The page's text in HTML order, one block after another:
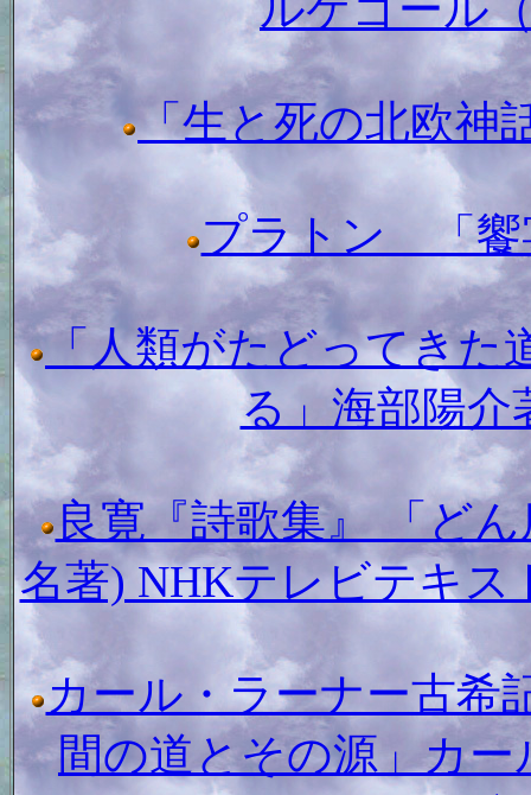
「生と死の北欧神
プラトン 「饗
「人類がたどってきた
る」海部陽
良寛『詩歌集』 「ど
名著) NHKテレビテキ
カール・ラーナー古
間の道とその源」カ